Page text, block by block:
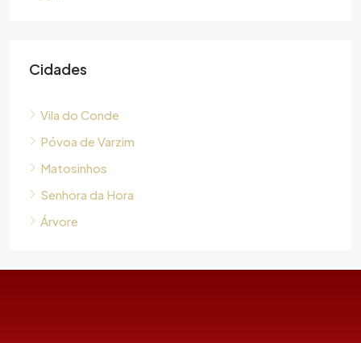
Cidades
Vila do Conde
Póvoa de Varzim
Matosinhos
Senhora da Hora
Árvore